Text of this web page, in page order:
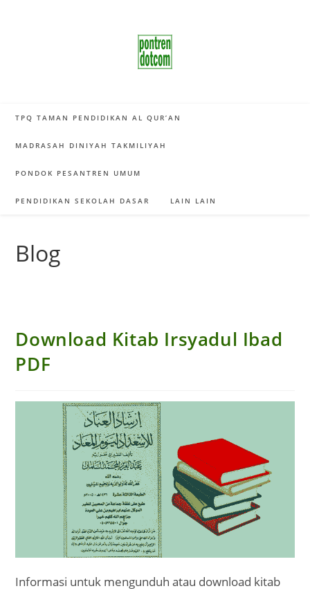
TPQ TAMAN PENDIDIKAN AL QUR’AN
MADRASAH DINIYAH TAKMILIYAH
PONDOK PESANTREN UMUM
PENDIDIKAN SEKOLAH DASAR LAIN LAIN
Blog
Download Kitab Irsyadul Ibad
PDF
Informasi untuk mengunduh atau download kitab